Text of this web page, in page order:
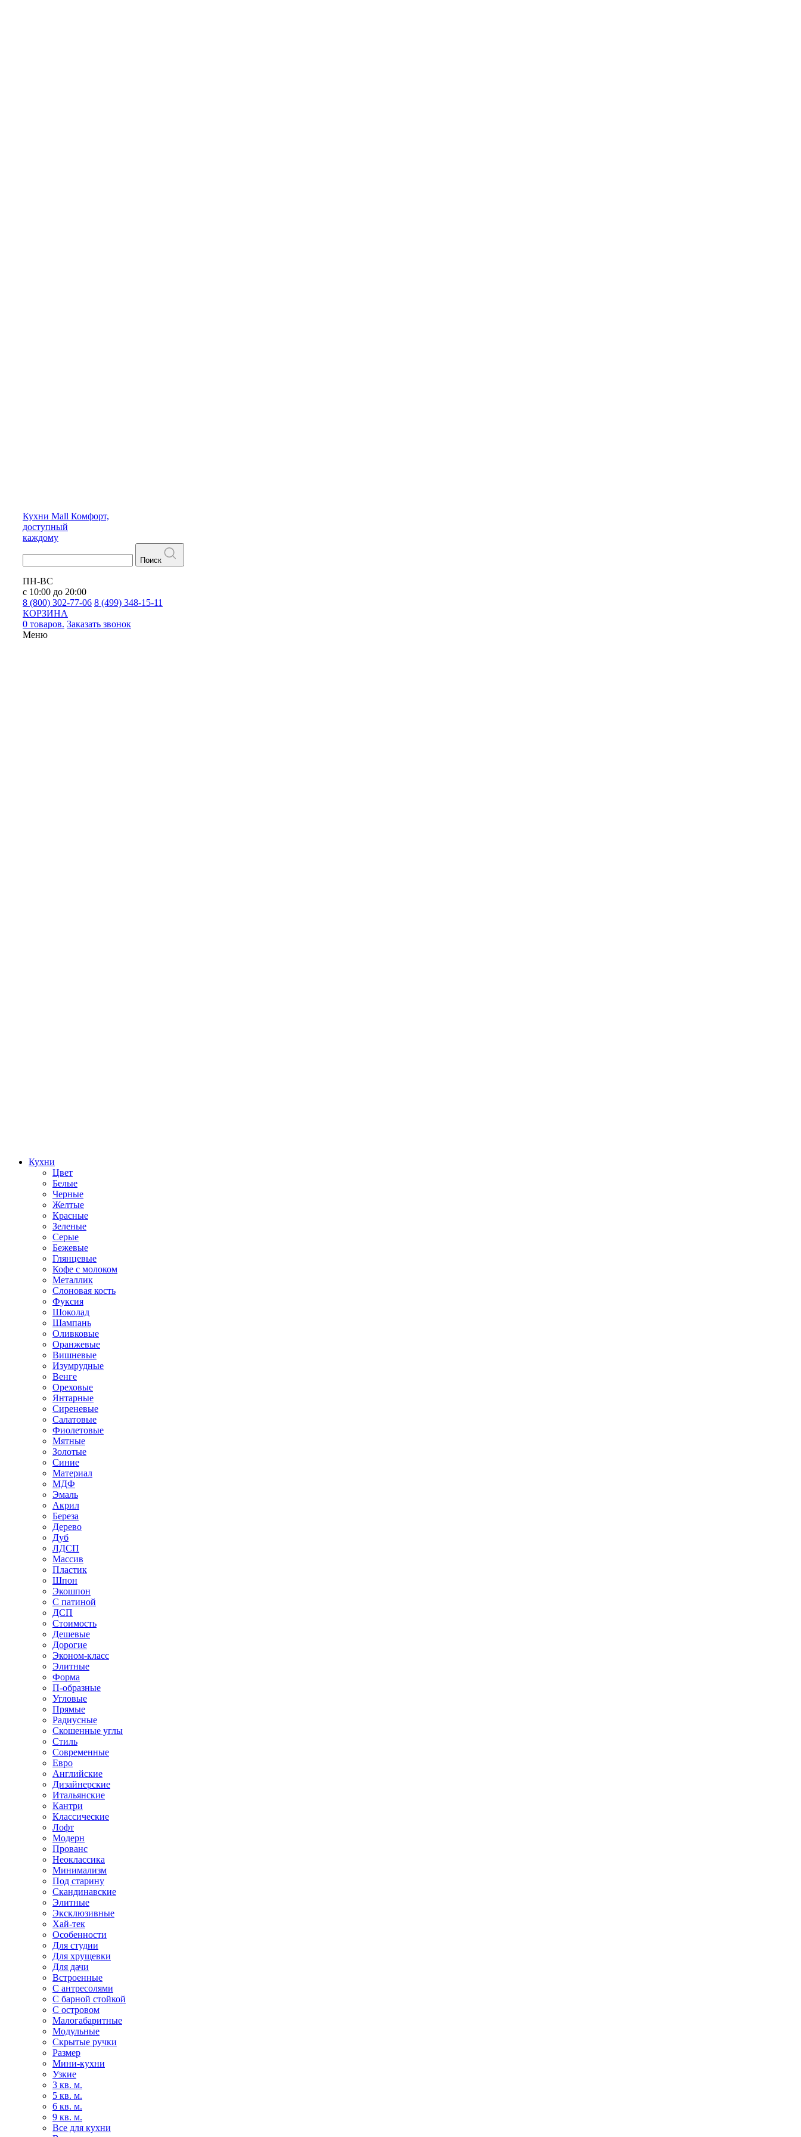
Кухни Mall Комфорт,
доступный
каждому
Поиск
ПН-ВС
с 10:00 до 20:00
8 (800) 302-77-06 8 (499) 348-15-11
КОРЗИНА
0 товаров. Заказать звонок
Меню
Кухни
Цвет
Белые
Черные
Желтые
Красные
Зеленые
Серые
Бежевые
Глянцевые
Кофе с молоком
Металлик
Слоновая кость
Фуксия
Шоколад
Шампань
Оливковые
Оранжевые
Вишневые
Изумрудные
Венге
Ореховые
Янтарные
Сиреневые
Салатовые
Фиолетовые
Мятные
Золотые
Синие
Материал
МДФ
Эмаль
Акрил
Береза
Дерево
Дуб
ЛДСП
Массив
Пластик
Шпон
Экошпон
С патиной
ДСП
Стоимость
Дешевые
Дорогие
Эконом-класс
Элитные
Форма
П-образные
Угловые
Прямые
Радиусные
Скошенные углы
Стиль
Современные
Евро
Английские
Дизайнерские
Итальянские
Кантри
Классические
Лофт
Модерн
Прованс
Неоклассика
Минимализм
Под старину
Скандинавские
Элитные
Эксклюзивные
Хай-тек
Особенности
Для студии
Для хрущевки
Для дачи
Встроенные
С антресолями
С барной стойкой
С островом
Малогабаритные
Модульные
Скрытые ручки
Размер
Мини-кухни
Узкие
3 кв. м.
5 кв. м.
6 кв. м.
9 кв. м.
Все для кухни